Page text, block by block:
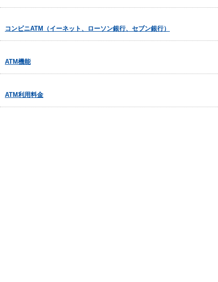
コンビニATM（イーネット、ローソン銀行、セブン銀行）
ATM機能
ATM利用料金